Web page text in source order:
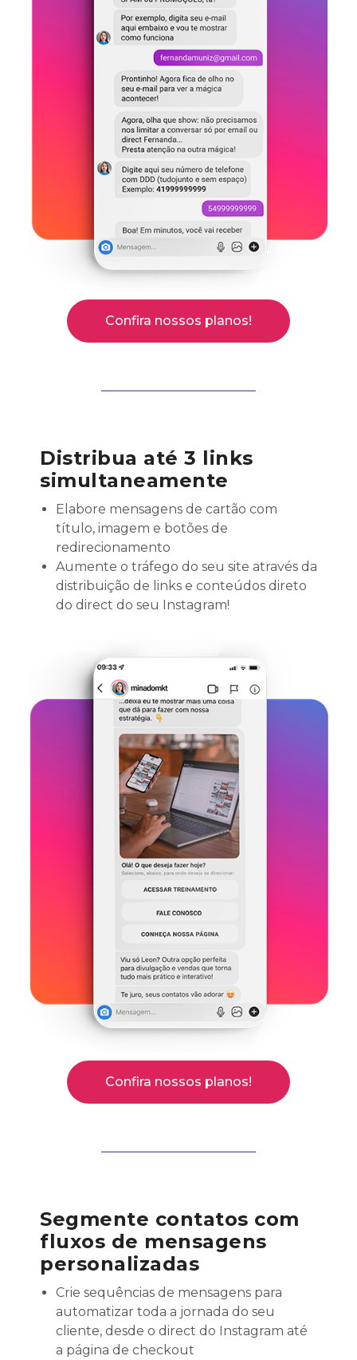
Confira nossos planos!
Distribua até 3 links
simultaneamente
Elabore mensagens de cartão com
título, imagem e botões de
redirecionamento
Aumente o tráfego do seu site através da
distribuição de links e conteúdos direto
do direct do seu Instagram!
Confira nossos planos!
Segmente contatos com
fluxos de mensagens
personalizadas
Crie sequências de mensagens para
automatizar toda a jornada do seu
cliente, desde o direct do Instagram até
a página de checkout